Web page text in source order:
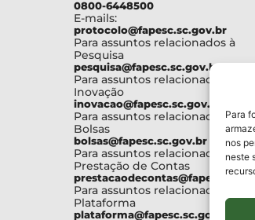
Para
nos
neste
0800-6448500
E-mails:
protocolo@fapesc.sc.gov.br
Para assuntos relacionados à
Pesquisa
pesquisa@fapesc.sc.gov.br
Para assuntos relacionados à
Inovação
inovacao@fapesc.sc.gov.br
Para assuntos relacionados à
Bolsas
bolsas@fapesc.sc.gov.br
Para assuntos relacionados à
Prestação de Contas
Para assuntos relacionados à
Plataforma
plataforma@fapesc.sc.gov.br